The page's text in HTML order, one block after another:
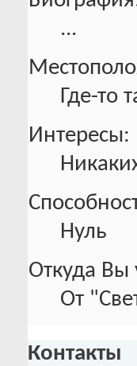
...
Где-то
Интересы:
Нуль
Откуда Вы
От
Контакты